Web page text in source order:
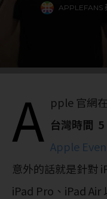
APPLEFANS
A pple 官網
台灣時間 5
Apple
意外的話就是針對
iPad Pro、iPad Air